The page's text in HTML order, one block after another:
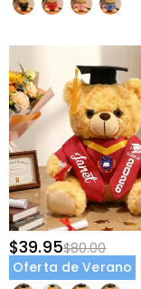
$39.95$80.00
Oferta de Verano